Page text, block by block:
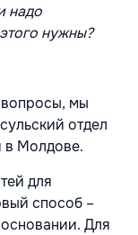
надо
нужны?
мы
отдел
в Молдове.
для
способ –
Для